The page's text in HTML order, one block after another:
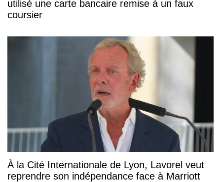
utilisé une carte bancaire remise à un faux
coursier
À la Cité Internationale de Lyon, Lavorel veut
reprendre son indépendance face à Marriott